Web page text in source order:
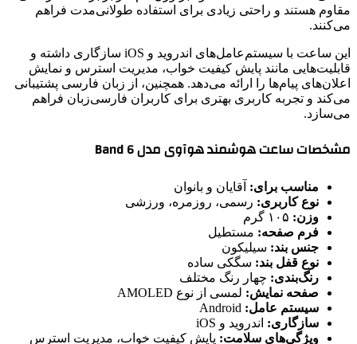
مقاوم هستند و راحتی زیادی برای استفاده طولانی‌مدت فراهم
می‌کنند.
این ساعت با سیستم‌عامل‌های اندروید و iOS سازگاری داشته و
قابلیت‌هایی مانند پایش کیفیت خواب، مدیریت استرس و نمایش
اعلان‌های پیام‌ها را ارائه می‌دهد. همچنین، از زبان فارسی پشتیبانی
می‌کند و تجربه کاربری بهتری برای کاربران فارسی‌زبان فراهم
می‌سازد.
مشخصات ساعت هوشمند هوآوی مدل Band 6
مناسب برای: آقایان و بانوان
نوع کاربری: رسمی، روزمره، ورزشی
وزن:
فرم صفحه: مستطیل
جنس بند: سیلیکون
نوع قفل بند: سگکی ساده
رنگ‌بندی: چهار رنگ مختلف
صفحه نمایش: لمسی از نوع AMOLED
سیستم عامل:
سازگاری: اندروید و iOS
ویژگی‌های سلامت: پایش کیفیت خواب، مدیریت استرس